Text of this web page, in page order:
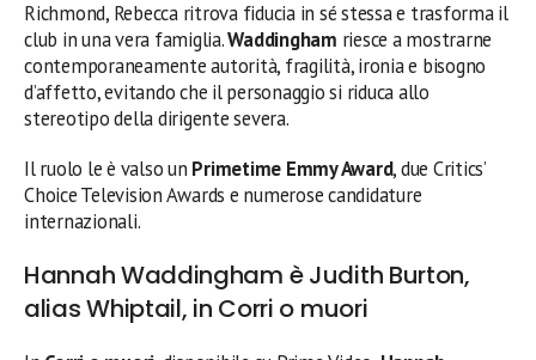
Richmond, Rebecca ritrova fiducia in sé stessa e trasforma il
club in una vera famiglia.Waddingham riesce a mostrarne
contemporaneamente autorità, fragilità, ironia e bisogno
d’affetto, evitando che il personaggio si riduca allo
stereotipo della dirigente severa.
Il ruolo le è valso un Primetime Emmy Award, due Critics’
Choice Television Awards e numerose candidature
internazionali.
Hannah Waddingham è Judith Burton,
alias Whiptail, in Corri o muori